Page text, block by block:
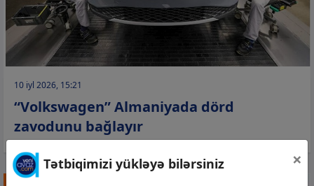
10 iyl 2026, 15:21
“Volkswagen” Almaniyada dörd
zavodunu bağlayır
AVTOMOBİL
Tətbiqimizi yükləyə bilərsiniz ×